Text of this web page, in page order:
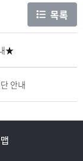
목록
★
안내